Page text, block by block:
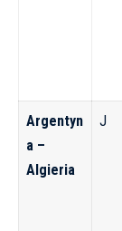
Argentyn
a –
Algieria
J